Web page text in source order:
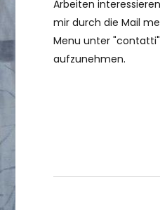
Arbeiten
mir durch die Mail
Menu unter
aufzunehmen.